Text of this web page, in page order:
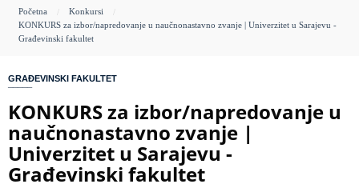
You
are
Početna
Konkursi
KONKURS za izbor/napredovanje u naučnonastavno zvanje | Univerzitet u Sarajevu -
Građevinski fakultet
GRAĐEVINSKI FAKULTET
KONKURS za izbor/napredovanje u
naučnonastavno zvanje |
Univerzitet u Sarajevu -
Građevinski fakultet